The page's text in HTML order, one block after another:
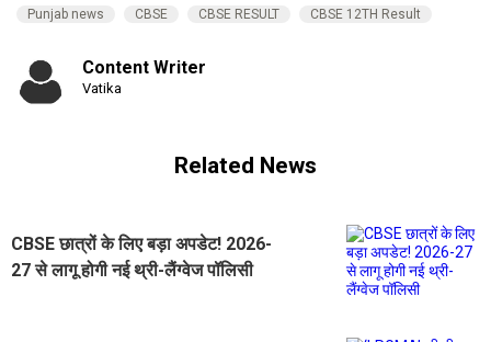
Punjab news CBSE CBSE RESULT CBSE 12TH Result
Content Writer
Vatika
Related News
CBSE छात्रों के लिए बड़ा अपडेट! 2026-
27 से लागू होगी नई थ्री-लैंग्वेज पॉलिसी